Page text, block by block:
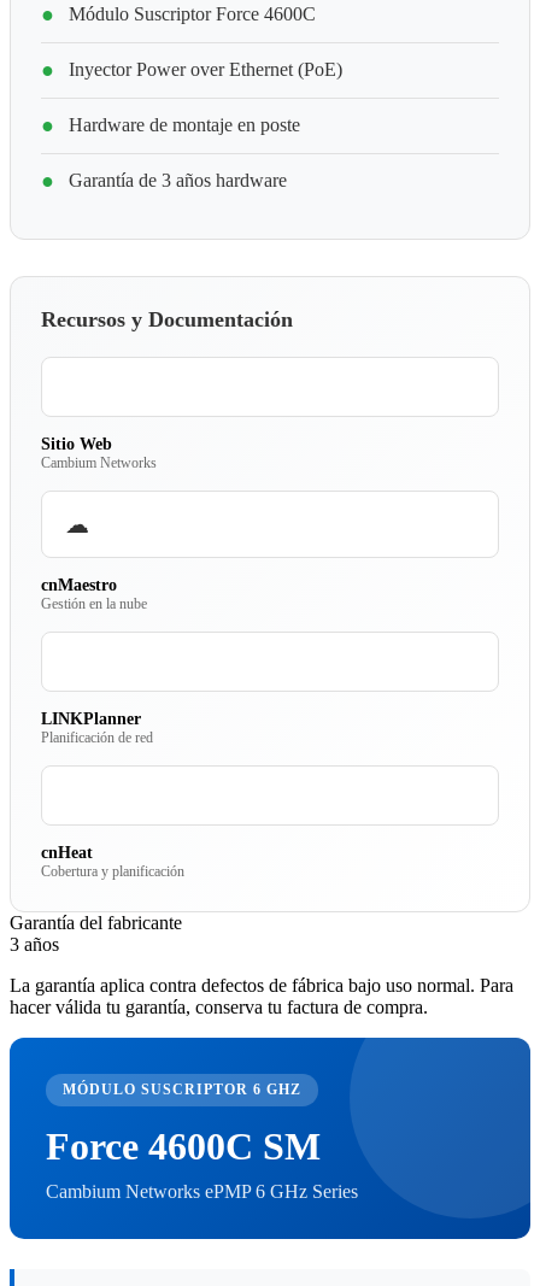
● Módulo Suscriptor Force 4600C
● Inyector Power over Ethernet (PoE)
● Hardware de montaje en poste
● Garantía de 3 años hardware
Recursos y Documentación
Sitio Web
Cambium Networks
☁
cnMaestro
Gestión en la nube
LINKPlanner
Planificación de red
cnHeat
Cobertura y planificación
Garantía del fabricante
3 años
La garantía aplica contra defectos de fábrica bajo uso normal. Para
hacer válida tu garantía, conserva tu factura de compra.
MÓDULO SUSCRIPTOR 6 GHZ
Force 4600C SM
Cambium Networks ePMP 6 GHz Series